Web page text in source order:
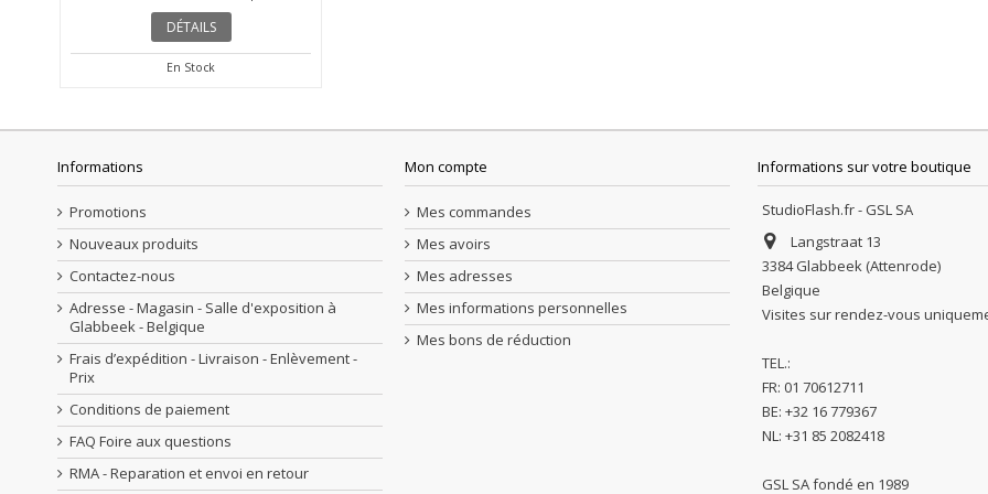
DÉTAILS
En Stock
Informations
Promotions
Nouveaux produits
Contactez-nous
Adresse - Magasin - Salle d'exposition à
Glabbeek - Belgique
Frais d’expédition - Livraison - Enlèvement -
Prix
Conditions de paiement
FAQ Foire aux questions
RMA - Reparation et envoi en retour
Mon compte
Mes commandes
Mes avoirs
Mes adresses
Mes informations personnelles
Mes bons de réduction
Informations sur votre boutique
StudioFlash.fr - GSL SA
Langstraat 13
3384 Glabbeek (Attenrode)
Belgique
Visites sur rendez-vous
TEL.:
FR: 01 70612711
BE: +32 16 779367
NL: +31 85 2082418
GSL SA fondé en 1989